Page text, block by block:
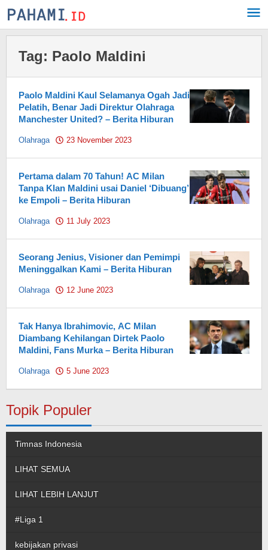
Skip
to
Tag: Paolo Maldini
Paolo Maldini Kaul Selamanya Ogah Jadi
Pelatih, Benar Jadi Direktur Olahraga
Manchester United? – Berita Hiburan
Olahraga 23 November 2023
Pertama dalam 70 Tahun! AC Milan
Tanpa Klan Maldini usai Daniel ‘Dibuang’
ke Empoli – Berita Hiburan
Olahraga 11 July 2023
Seorang Jenius, Visioner dan Pemimpi
Meninggalkan Kami – Berita Hiburan
Olahraga 12 June 2023
Tak Hanya Ibrahimovic, AC Milan
Diambang Kehilangan Dirtek Paolo
Maldini, Fans Murka – Berita Hiburan
Olahraga 5 June 2023
Topik Populer
Timnas Indonesia
LIHAT SEMUA
LIHAT LEBIH LANJUT
#Liga 1
kebijakan privasi